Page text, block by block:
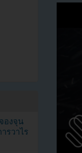
องจุน
รวาไร